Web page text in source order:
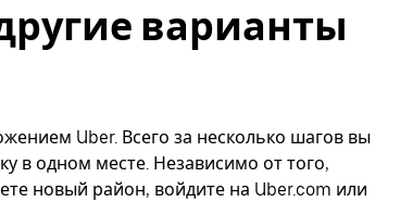
варианты
Uber. Всего за несколько шагов вы
в одном месте. Независимо от того,
новый район, войдите на Uber.com или